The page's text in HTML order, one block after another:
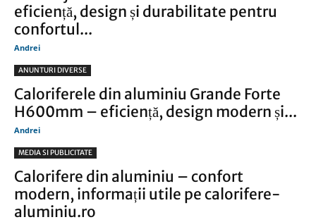
eficiență, design și durabilitate pentru
confortul...
Andrei
ANUNTURI DIVERSE
Caloriferele din aluminiu Grande Forte
H600mm – eficiență, design modern și...
Andrei
MEDIA SI PUBLICITATE
Calorifere din aluminiu – confort
modern, informații utile pe calorifere-
aluminiu.ro